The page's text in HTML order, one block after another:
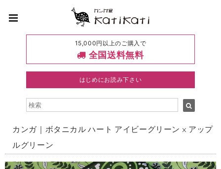
15,000円以上のご購入で
全国送料無料
はじめにお読み下さい
カンガ｜ボタニカル ハート アイビーグリーン × アップ
ルグリーン